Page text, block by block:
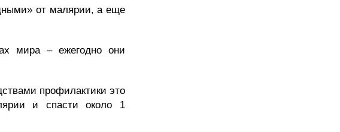
от малярии, а еще
мира – ежегодно они
профилактики это
и спасти около 1